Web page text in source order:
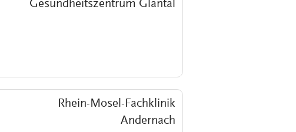
Gesundheitszentrum Glantal
Rhein-Mosel-Fachklinik
Andernach